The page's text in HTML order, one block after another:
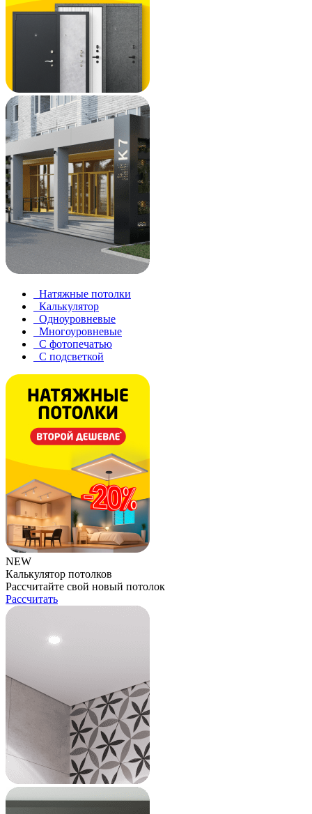
Натяжные потолки
Калькулятор
Одноуровневые
Многоуровневые
С фотопечатью
С подсветкой
NEW
Калькулятор потолков
Рассчитайте свой новый потолок
Рассчитать